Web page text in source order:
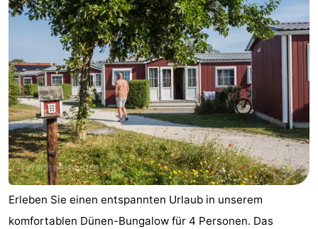
trinken
Praktisch
Route
Parken
Inselhüpfen
Reisebuchshop
Medizin
Erleben Sie einen entspannten Urlaub in unserem
komfortablen Dünen-Bungalow für 4 Personen. Das